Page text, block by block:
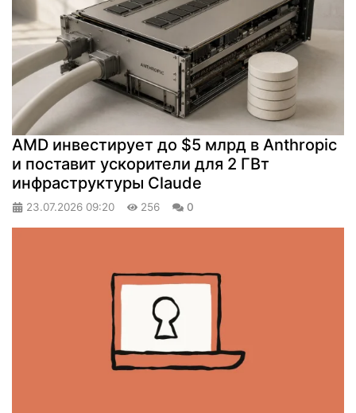
AMD инвестирует до $5 млрд в Anthropic
и поставит ускорители для 2 ГВт
инфраструктуры Claude
23.07.2026 09:20 256 0